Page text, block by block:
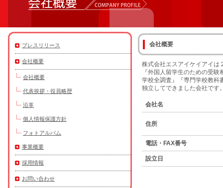
プレスリリース
会社概要
会社概要
代表挨拶・役員略歴
沿革
個人情報保護方針
フォトアルバム
事業概要
採用情報
お問い合わせ
会社概要
株式会社エスアイケイアイは
『外国人留学生のための受
学校全調査』『専門学校教科
独立してできました会社です
会社名
住所
電話・FAX番号
設立日